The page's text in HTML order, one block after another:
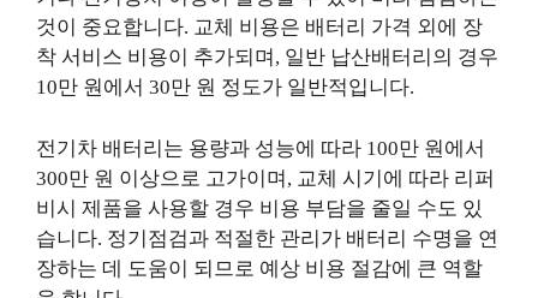
것이 중요합니다. 교체 비용은 배터리 가격 외에 장
착 서비스 비용이 추가되며, 일반 납산배터리의 경우
10만 원에서 30만 원 정도가 일반적입니다.
전기차 배터리는 용량과 성능에 따라 100만 원에서
300만 원 이상으로 고가이며, 교체 시기에 따라 리퍼
비시 제품을 사용할 경우 비용 부담을 줄일 수도 있
습니다. 정기점검과 적절한 관리가 배터리 수명을 연
장하는 데 도움이 되므로 예상 비용 절감에 큰 역할